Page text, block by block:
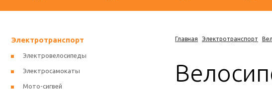
Главная Электротранспорт
Электротранспорт
Электровелосипеды
Электросамокаты
Мото-сигвей